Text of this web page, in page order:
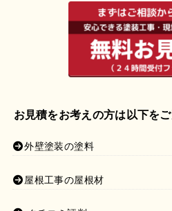
お見積をお考えの方は以下を
外壁塗装の塗料
屋根工事の屋根材